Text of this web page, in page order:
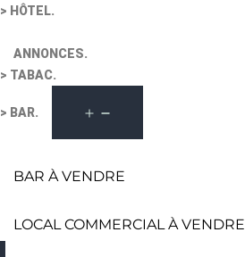
> HÔTEL.
ANNONCES.
> TABAC.
> BAR.
BAR À VENDRE
LOCAL COMMERCIAL À VENDRE